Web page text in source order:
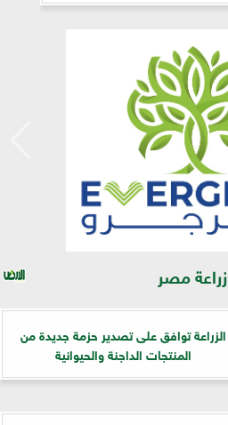
زراعة مصر
الزراعة توافق على تصدير حزمة جديدة من
المنتجات الداجنة والحيوانية